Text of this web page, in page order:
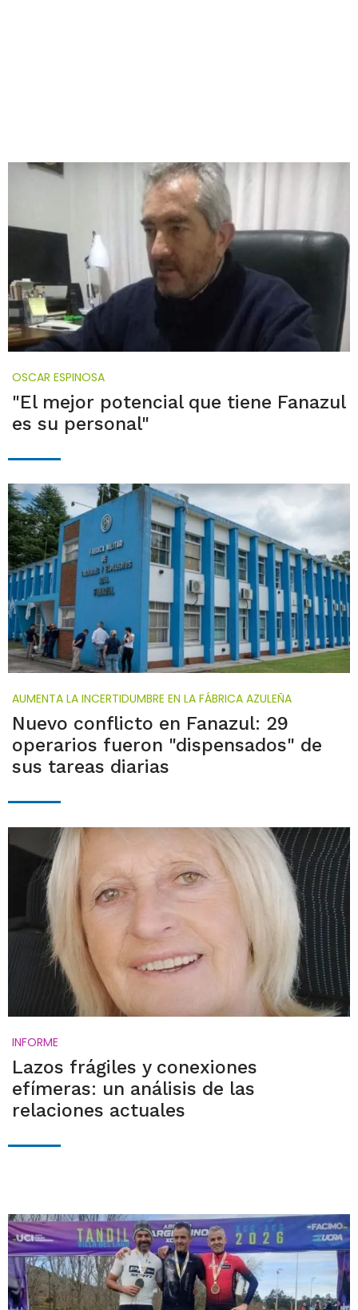
OSCAR ESPINOSA
"El mejor potencial que tiene Fanazul
es su personal"
AUMENTA LA INCERTIDUMBRE EN LA FÁBRICA AZULEÑA
Nuevo conflicto en Fanazul: 29
operarios fueron "dispensados" de
sus tareas diarias
INFORME
Lazos frágiles y conexiones
efímeras: un análisis de las
relaciones actuales